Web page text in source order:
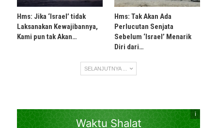
Hms: Jika ‘Israel’ tidak
Laksanakan Kewajibannya,
Kami pun tak Akan…
Hms: Tak Akan Ada
Perlucutan Senjata
Sebelum ‘Israel’ Menarik
Diri dari…
SELANJUTNYA ...